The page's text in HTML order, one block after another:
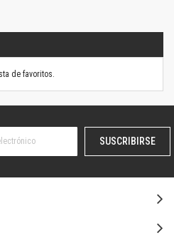
de favoritos.
SUSCRIBIRSE